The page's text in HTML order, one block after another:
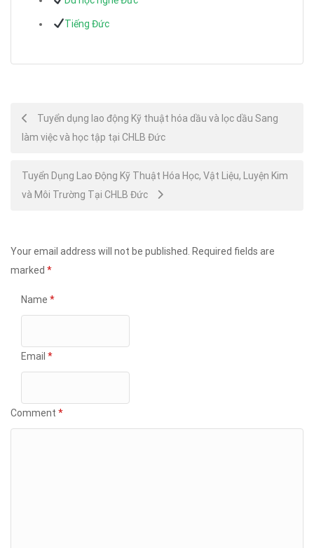
Tiếng Đức
Post
navigation
Tuyển dụng lao động Kỹ thuật hóa dầu và lọc dầu Sang
làm việc và học tập tại CHLB Đức
Tuyển Dụng Lao Động Kỹ Thuật Hóa Học, Vật Liệu, Luyện Kim
và Môi Trường Tại CHLB Đức
Your email address will not be published.
Required fields are
marked *
Name *
Email *
Comment *